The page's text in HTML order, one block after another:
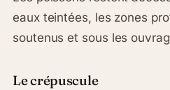
eaux teintées, les zones
soutenus et sous les
Le crépuscule